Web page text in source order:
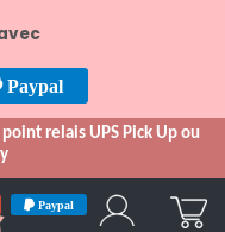
Paypal
relais UPS Pick Up ou
Paypal